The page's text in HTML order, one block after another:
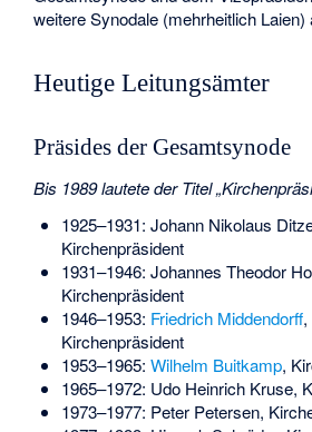
weitere Synodale (mehrheitlich Laien)
Heutige Leitungsämter
Präsides der Gesamtsynode
Bis 1989 lautete der Titel
1925–1931: Johann Nikolaus
Kirchenpräsident
1931–1946: Johannes Theodor
Kirchenpräsident
1946–1953: Friedrich Middendorff,
Kirchenpräsident
1953–1965: Wilhelm Buitkamp,
1965–1972: Udo Heinrich Kruse,
1973–1977: Peter Petersen,